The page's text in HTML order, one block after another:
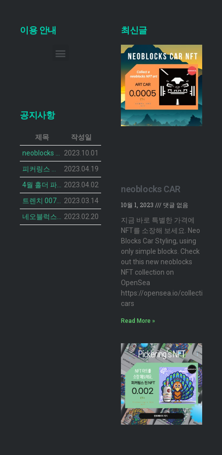
이용 안내
공지사항
제목
작성일
2023.10.01
2023.04.19
2023.04.02
2023.03.14
2023.02.20
최신글
neoblocks CAR
10월 1, 2023
댓글 없음
지금 바로 특별한 가격에
NFT를 소장해 보세요. Neo
Blocks Car Styling, using
only simple blocks. Check
out this new neoblocks
NFT collection on
OpenSea
https://opensea.io/collection/
cars
Read More »